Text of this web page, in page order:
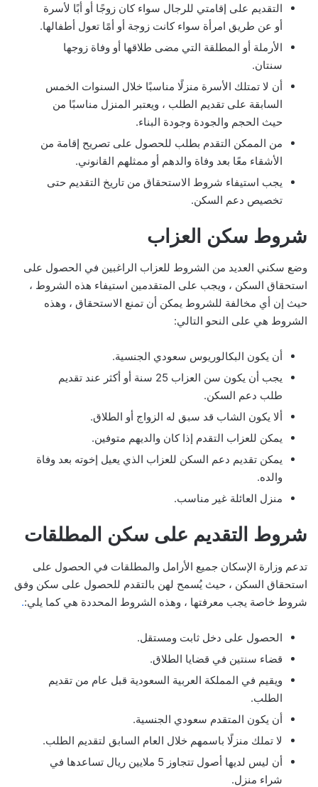
التقديم على إقامتي للرجال سواء كان زوجًا أو أبًا لأسرة
أو عن طريق امرأة سواء كانت زوجة أو أمًا تعول أطفالها.
الأرملة أو المطلقة التي مضى طلاقها أو وفاة زوجها
سنتان.
أن لا تمتلك الأسرة منزلًا مناسبًا خلال السنوات الخمس
السابقة على تقديم الطلب ، ويعتبر المنزل مناسبًا من
حيث الحجم والجودة وجودة البناء.
من الممكن التقدم بطلب للحصول على تصريح إقامة من
الأشقاء معًا بعد وفاة والدهم أو ممثلهم القانوني.
يجب استيفاء شروط الاستحقاق من تاريخ التقديم حتى
تخصيص دعم السكن.
شروط سكن العزاب
وضع سكني العديد من الشروط للعزاب الراغبين في الحصول على
استحقاق السكن ، ويجب على المتقدمين استيفاء هذه الشروط ،
حيث إن أي مخالفة للشروط يمكن أن تمنع الاستحقاق ، وهذه
الشروط هي على النحو التالي:
أن يكون البكالوريوس سعودي الجنسية.
يجب أن يكون سن العزاب 25 سنة أو أكثر عند تقديم
طلب دعم السكن.
ألا يكون الشاب قد سبق له الزواج أو الطلاق.
يمكن للعزاب التقدم إذا كان والديهم متوفين.
يمكن تقديم دعم السكن للعزاب الذي يعيل إخوته بعد وفاة
والده.
منزل العائلة غير مناسب.
شروط التقديم على سكن المطلقات
تدعم وزارة الإسكان جميع الأرامل والمطلقات في الحصول على
استحقاق السكن ، حيث يُسمح لهن بالتقدم للحصول على سكن وفق
شروط خاصة يجب معرفتها ، وهذه الشروط المحددة هي كما يلي:.
الحصول على دخل ثابت ومستقل.
قضاء سنتين في قضايا الطلاق.
ويقيم في المملكة العربية السعودية قبل عام من تقديم
الطلب.
أن يكون المتقدم سعودي الجنسية.
لا تملك منزلًا باسمهم خلال العام السابق لتقديم الطلب.
أن ليس لديها أصول تتجاوز 5 ملايين ريال تساعدها في
شراء منزل.